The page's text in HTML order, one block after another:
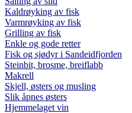
Kaldrøyking av fisk
Varmrøyking av fisk
Grilling av fisk
Enkle og gode retter
Fisk og sjødyr i Sandeidfjorden
Steinbit, brosme, breiflabb
Makrell
Skjell, østers og musling
Slik åpnes østers
Hjemmelaget vin